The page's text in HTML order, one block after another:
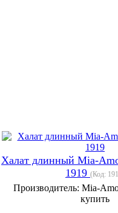
Халат длинный Mia-
1919 (Код:
Производитель: Mia-
купить